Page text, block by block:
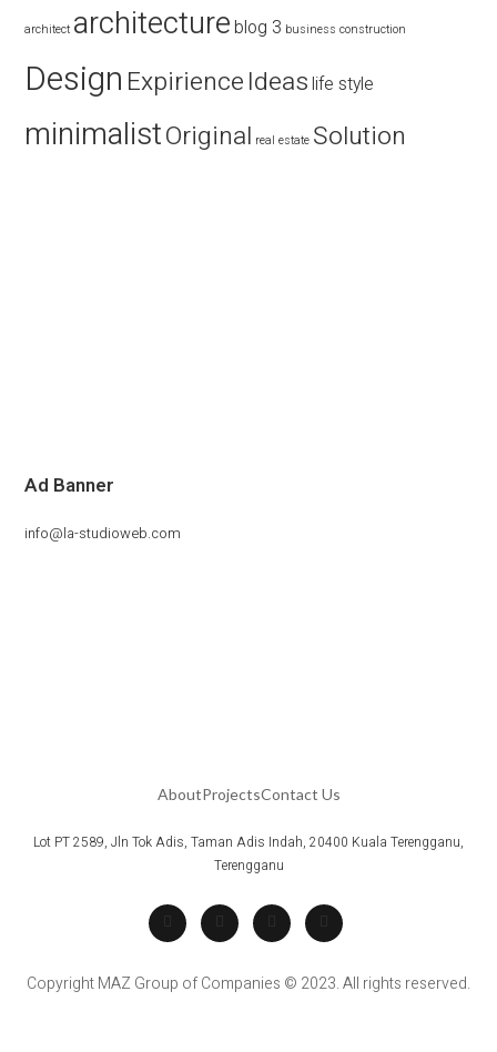
architect architecture blog 3 business construction
Design ExpirienceIdeas life style
minimalistOriginal real estate Solution
Ad Banner
info@la-studioweb.com
AboutProjectsContact Us
Lot PT 2589, Jln Tok Adis, Taman Adis Indah, 20400 Kuala Terengganu,
Terengganu
Copyright MAZ Group of Companies © 2023. All rights reserved.